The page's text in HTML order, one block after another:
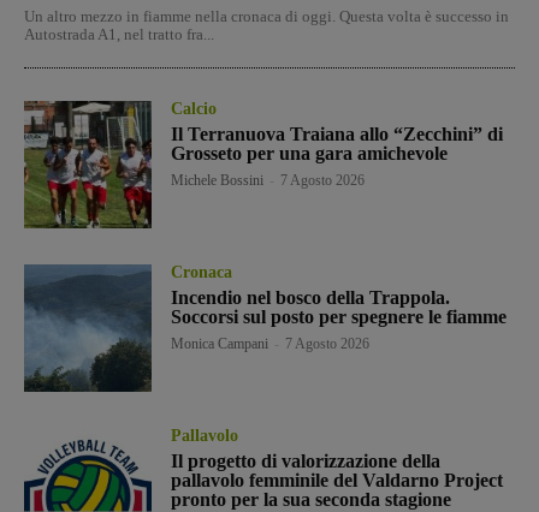
Un altro mezzo in fiamme nella cronaca di oggi. Questa volta è successo in
Autostrada A1, nel tratto fra...
Calcio
Il Terranuova Traiana allo “Zecchini” di
Grosseto per una gara amichevole
Michele Bossini 7 Agosto 2026
Cronaca
Incendio nel bosco della Trappola.
Soccorsi sul posto per spegnere le fiamme
Monica Campani 7 Agosto 2026
Pallavolo
Il progetto di valorizzazione della
pallavolo femminile del Valdarno Project
pronto per la sua seconda stagione